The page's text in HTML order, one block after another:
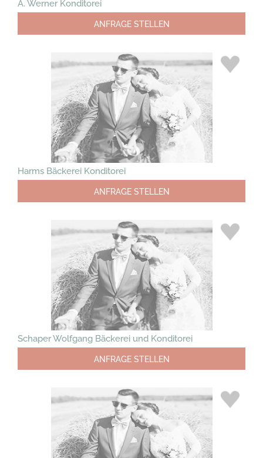
A. Werner Konditorei
ANFRAGE STELLEN
Harms Bäckerei Konditorei
ANFRAGE STELLEN
Schaper Wolfgang Bäckerei und Konditorei
ANFRAGE STELLEN